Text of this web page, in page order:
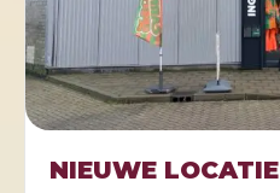
NIEUWE LOCATIE